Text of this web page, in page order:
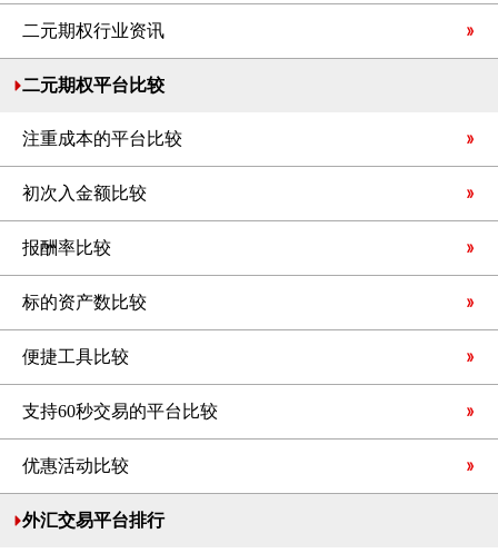
二元期权行业资讯
二元期权平台比较
注重成本的平台比较
初次入金额比较
报酬率比较
标的资产数比较
便捷工具比较
支持60秒交易的平台比较
优惠活动比较
外汇交易平台排行